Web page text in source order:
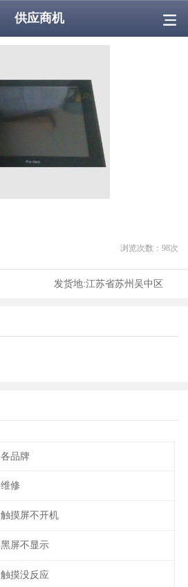
供应商机
浏览次数： 98次
发货地:江苏省苏州吴中区
各品牌
维修
触摸屏不开机
黑屏不显示
触摸没反应